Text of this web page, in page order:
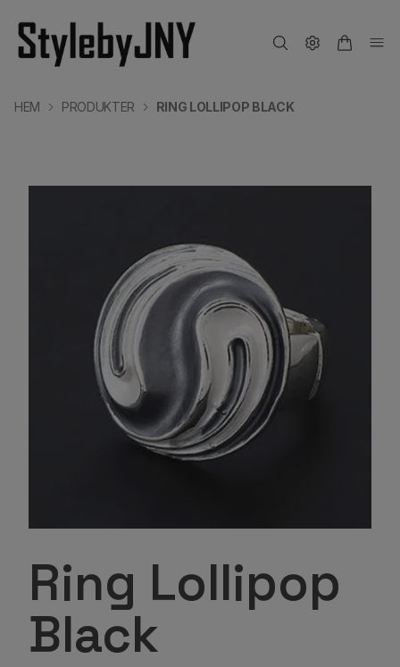
HEM PRODUKTER RING LOLLIPOP BLACK
Ring Lollipop
Black